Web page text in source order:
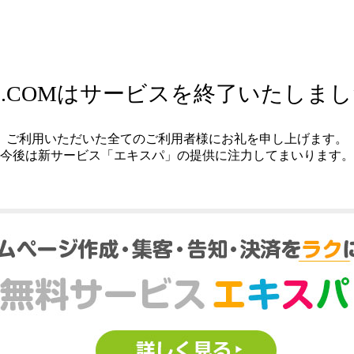
はサービスを終了いたしま
ご利用いただいた全てのご利用者様にお礼を申し上げます。
今後は新サービス「エキスパ」の提供に注力してまいります。